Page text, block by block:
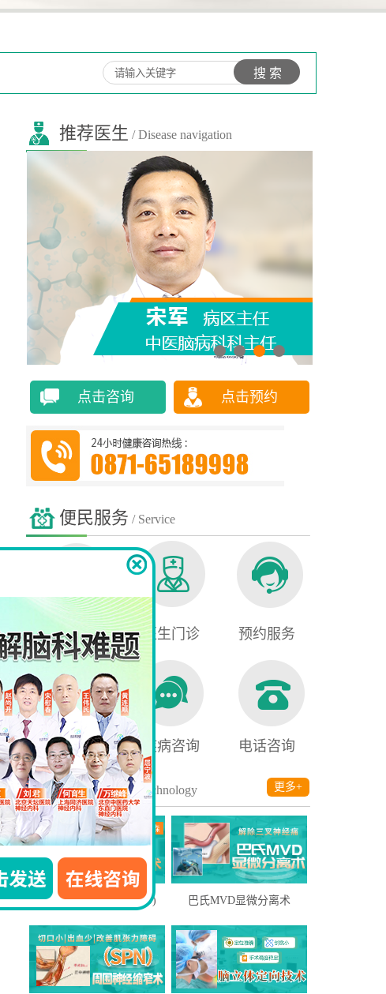
推荐医生 / Disease navigation
点击咨询 点击预约
便民服务 / Service
就医须知 医生门诊 预约服务
医保查询 疾病咨询 电话咨询
诊疗技术/ Technology 更多+
脑深部电刺激疗法(DBS) 巴氏MVD显微分离术